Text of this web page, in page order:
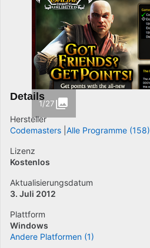
1/27
Details
Hersteller
Codemasters Alle Programme (158)
Lizenz
Kostenlos
Aktualisierungsdatum
3. Juli 2012
Plattform
Windows
Andere Platformen (1)